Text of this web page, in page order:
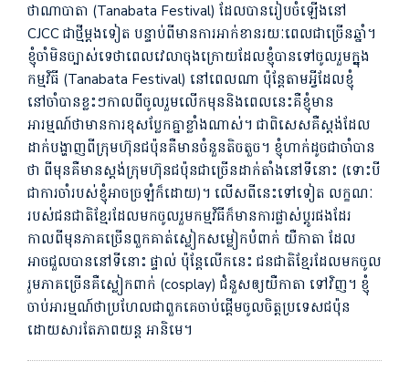
ថាណាបាតា (Tanabata Festival) ដែលបានរៀបចំឡើងនៅ
CJCC ជាថ្មីម្តងទៀត បន្ទាប់ពីមានការអាក់ខានរយៈពេលជាច្រើនឆ្នាំ។
ខ្ញុំចាំមិនច្បាស់ទេថាពេលវេលាចុងក្រោយដែលខ្ញុំបានទៅចូលរួមក្នុ្ងង
កម្មវិធី (Tanabata Festival)​ នៅពេលណា​ ប៉ុន្តែតាមអ្វីដែលខ្ញុំ
នៅចាំបានខ្លះៗកាលពីចូលរួមលើកមុននិងពេលនេះគឺខ្ញុំមាន
អារម្មណ៍ថាមានការខុសប្លែកគ្នាខ្លាំងណាស់។ ជាពិសេសគឺស្តង់ដែល
ដាក់បង្ហាញពីក្រុមហ៊ុនជប៉ុនគឺមានចំនួនតិចតួច។ ខ្ញុំ​ហាក់​ដូច​ជា​ចាំបាន​
ថា ពីមុនគឺមានស្តង់ក្រុមហ៊ុនជប៉ុនជាច្រើនដាក់តាំងនៅទីនោះ (ទោះ​បី​
ជា​ការចាំរបស់ខ្ញុំ​អាច​ច្រឡំ​ក៏​ដោយ)។ លើសពីនេះទៅទៀត លក្ខណៈ
របស់ជនជាតិខ្មែរដែលមកចូលរួមកម្មវិធីក៏មានការផ្លាស់ប្តូរផងដែរ
កាលពីមុនភាគច្រើនពួកគាត់ស្លៀកសម្លៀកបំពាក់​​ យឺកាតា ដែល
អាចជួលបាននៅទីនោះ ផ្ទាល់ ប៉ុន្តែលើកនេះ ជនជាតិខ្មែរដែលមកចូល
រួមភាគច្រើនគឺស្លៀកពាក់ (cosplay) ជំនួសឲ្យយឺកាតា ទៅវិញ។ ខ្ញុំ
ចាប់អារម្មណ៍ថាប្រហែលជាពួកគេចាប់ផ្តើមចូលចិត្តប្រទេសជប៉ុន
ដោយសារតែភាពយន្ត អានិមេ។